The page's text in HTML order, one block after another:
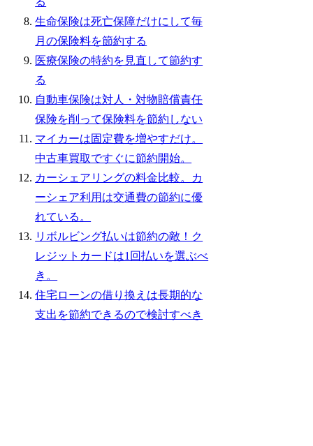
生命保険は死亡保障だけにして毎
月の保険料を節約する
医療保険の特約を見直して節約す
る
自動車保険は対人・対物賠償責任
保険を削って保険料を節約しない
マイカーは固定費を増やすだけ。
中古車買取ですぐに節約開始。
カーシェアリングの料金比較。カ
ーシェア利用は交通費の節約に優
れている。
リボルビング払いは節約の敵！ク
レジットカードは1回払いを選ぶべ
き。
住宅ローンの借り換えは長期的な
支出を節約できるので検討すべき